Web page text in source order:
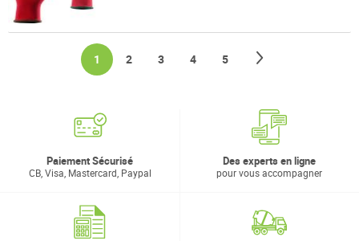
You're currently reading page
1 Page
2 Page
3 Page
4 Page
5
Paiement Sécurisé
CB, Visa, Mastercard, Paypal
Des experts en ligne
pour vous accompagner